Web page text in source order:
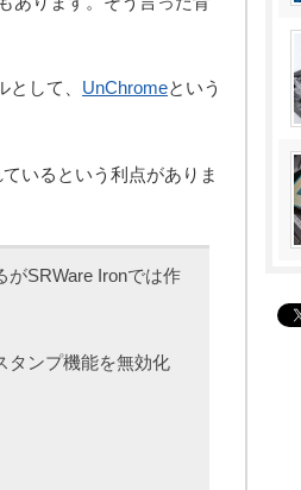
して、 UnChromeという
いるという利点がありま
がSRWare Ironでは作
タンプ機能を無効化